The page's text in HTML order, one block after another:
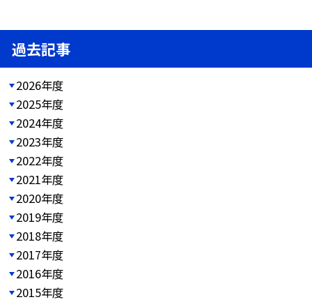
過去記事
2026年度
2025年度
2024年度
2023年度
2022年度
2021年度
2020年度
2019年度
2018年度
2017年度
2016年度
2015年度